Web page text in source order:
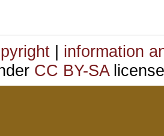
| information
CC BY-SA